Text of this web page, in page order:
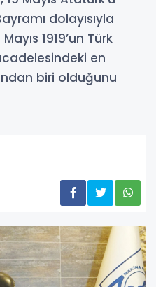
dolayısıyla
1919’un Türk
en
biri olduğunu